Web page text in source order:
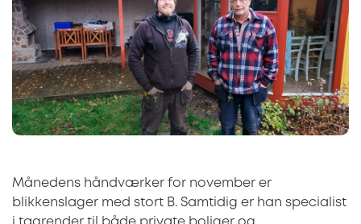
Månedens håndværker for november er
blikkenslager med stort B. Samtidig er han specialist